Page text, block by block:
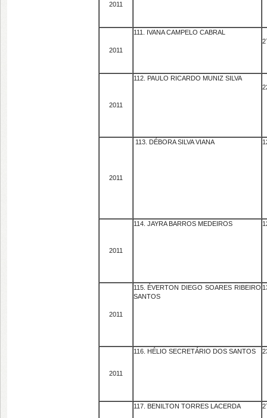
2011
2011
111. IVANA CAMPELO CABRAL
2011
112. PAULO RICARDO MUNIZ SILVA
2011
113. DÉBORA SILVA VIANA
2011
114. JAYRA BARROS MEDEIROS
2011
115. ÉVERTON DIEGO SOARES RIBEIRO
SANTOS
2011
116. HÉLIO SECRETÁRIO DOS SANTOS
117. BENILTON TORRES LACERDA